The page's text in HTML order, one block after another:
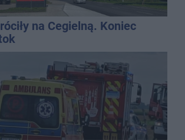
na Cegielną. Koniec